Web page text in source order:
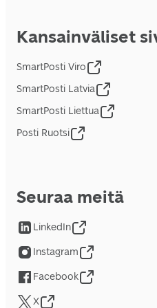
Kansainväliset
SmartPosti Viro
SmartPosti Latvia
SmartPosti Liettua
Posti Ruotsi
Seuraa meitä
LinkedIn
Instagram
Facebook
X